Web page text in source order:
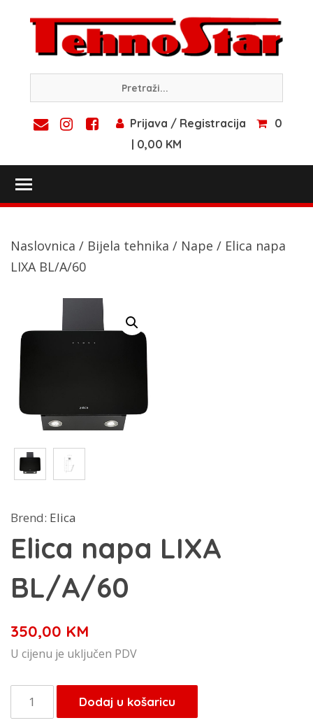
content
Prijava / Registracija
0
| 0,00 KM
Naslovnica / Bijela tehnika / Nape / Elica napa
LIXA BL/A/60
Brend: Elica
Elica napa LIXA
BL/A/60
350,00 KM
U cijenu je uključen PDV
Elica
napa
Dodaj u košaricu